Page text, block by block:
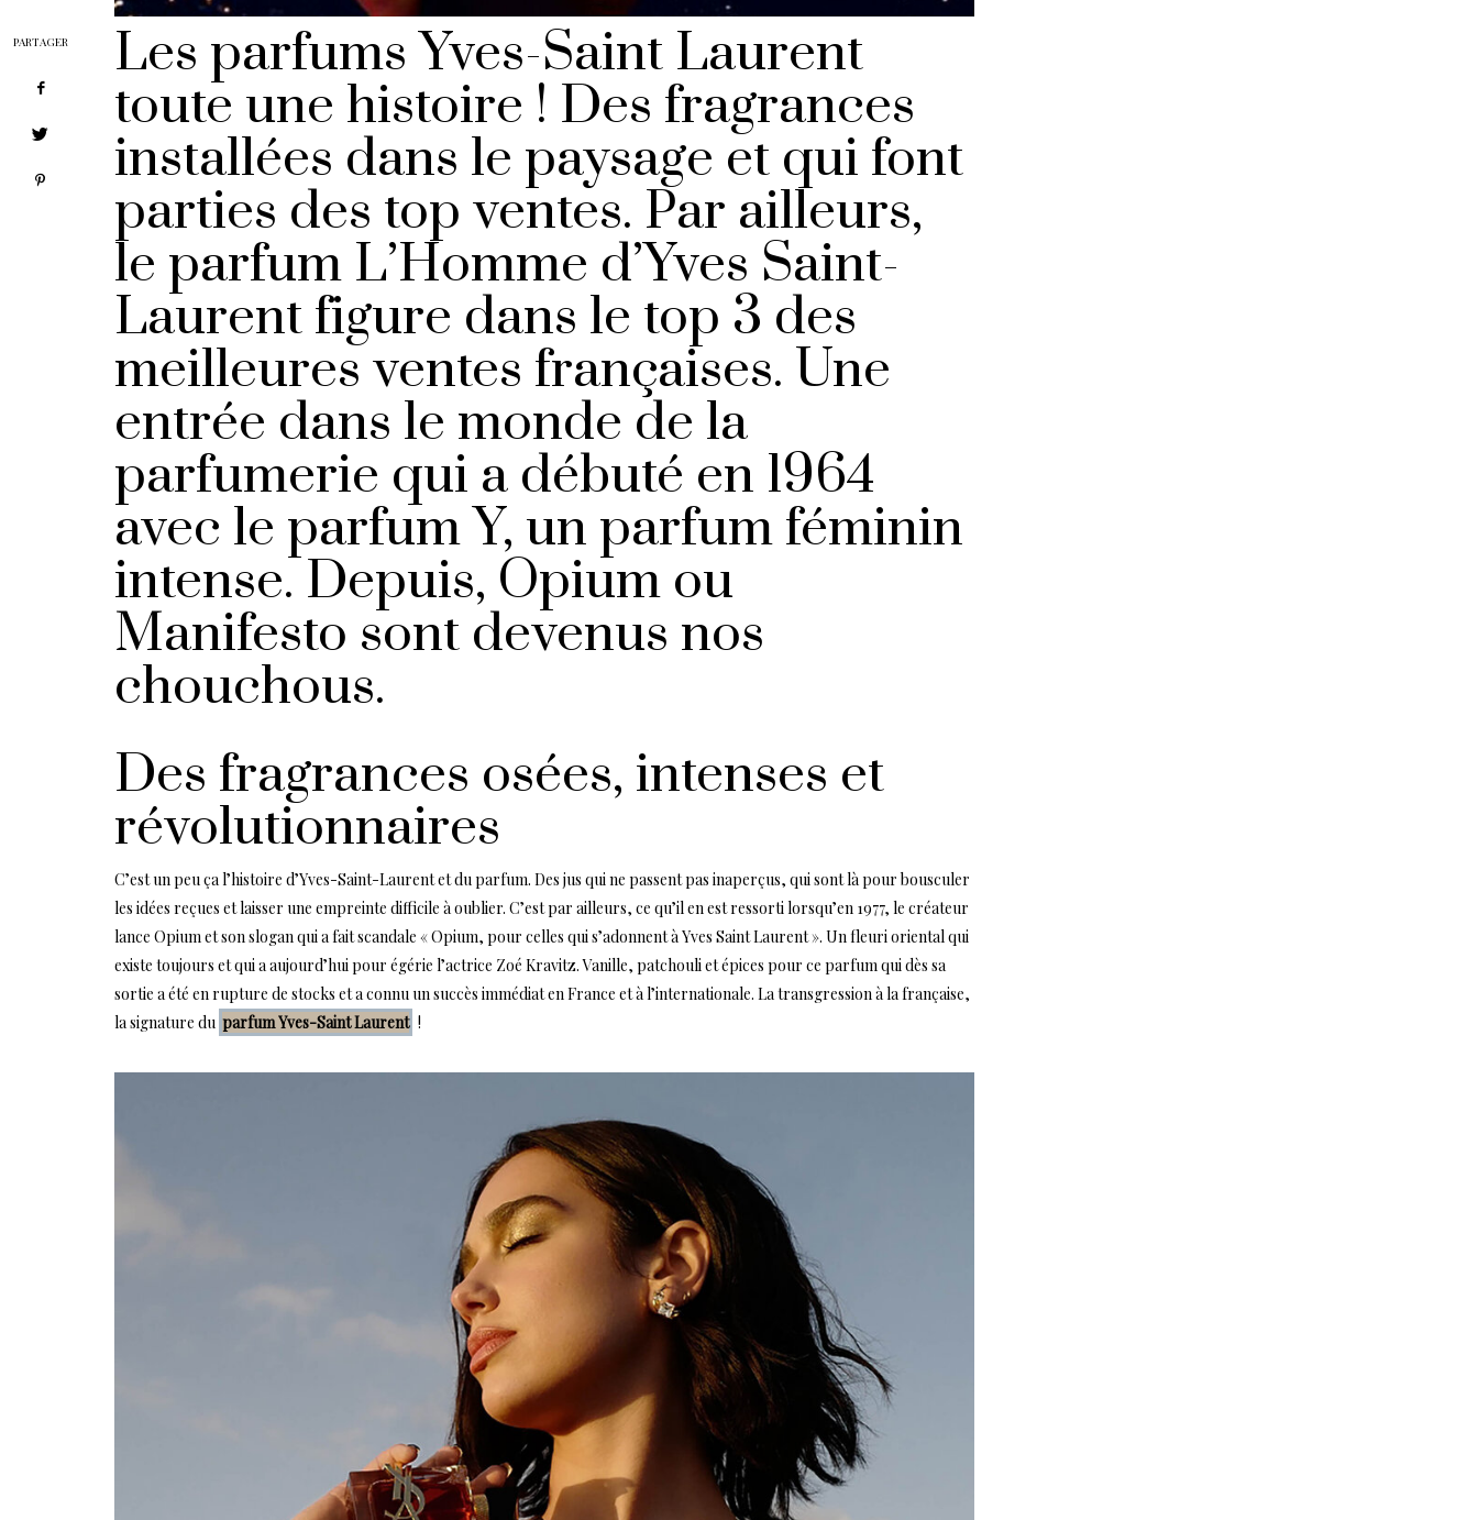
Les parfums Yves-Saint Laurent
toute une histoire ! Des fragrances
installées dans le paysage et qui font
parties des top ventes. Par ailleurs,
le parfum L’Homme d’Yves Saint-
Laurent figure dans le top 3 des
meilleures ventes françaises. Une
entrée dans le monde de la
parfumerie qui a débuté en 1964
avec le parfum Y, un parfum féminin
intense. Depuis, Opium ou
Manifesto sont devenus nos
chouchous.
Des fragrances osées, intenses et
révolutionnaires
C’est un peu ça l’histoire d’Yves-Saint-Laurent et du parfum. Des jus qui ne passent pas inaperçus, qui sont là pour bousculer
les idées reçues et laisser une empreinte difficile à oublier. C’est par ailleurs, ce qu’il en est ressorti lorsqu’en 1977, le créateur
lance Opium et son slogan qui a fait scandale « Opium, pour celles qui s’adonnent à Yves Saint Laurent ». Un fleuri oriental qui
existe toujours et qui a aujourd’hui pour égérie l’actrice Zoé Kravitz. Vanille, patchouli et épices pour ce parfum qui dès sa
sortie a été en rupture de stocks et a connu un succès immédiat en France et à l’internationale. La transgression à la française,
la signature du parfum Yves-Saint Laurent !
PARTAGER